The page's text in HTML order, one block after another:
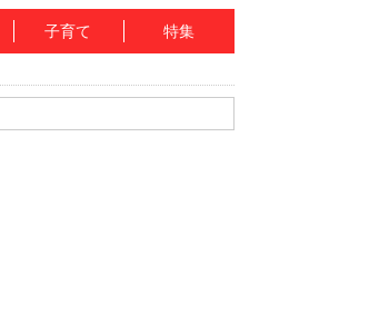
子育て 特集